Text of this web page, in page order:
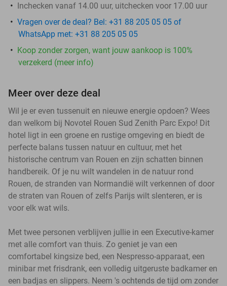
Inchecken vanaf 14.00 uur, uitchecken voor 17.00 uur
Vragen over de deal? Bel: +31 88 205 05 05 of
WhatsApp met: +31 88 205 05 05
Koop zonder zorgen, want jouw aankoop is 100%
verzekerd (meer info)
Meer over deze deal
Wil je er even tussenuit en nieuwe energie opdoen? Wees
dan welkom bij Novotel Rouen Sud Zenith Parc Expo! Dit
hotel ligt in een groene en rustige omgeving en biedt de
perfecte balans tussen natuur en cultuur, met het
historische centrum van Rouen en zijn schatten binnen
handbereik. Of je nu wilt wandelen in de natuur rond
Rouen, de stranden van Normandië wilt verkennen of door
de straten van Rouen of zelfs Parijs wilt slenteren, er is
voor elk wat wils.
Met twee personen verblijven jullie in een Executive-kamer
met alle comfort van thuis. Zo geniet je van een
comfortabel kingsize bed, een Nespresso-apparaat, een
minibar met frisdrank, een volledig uitgeruste badkamer en
een badjas en slippers. Neem 's ochtends de tijd om zonder